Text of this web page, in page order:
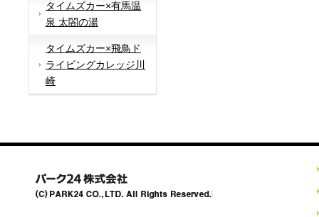
タイムズカー×有馬温
泉 太閤の湯
タイムズカー×飛鳥ド
ライビングカレッジ川
崎